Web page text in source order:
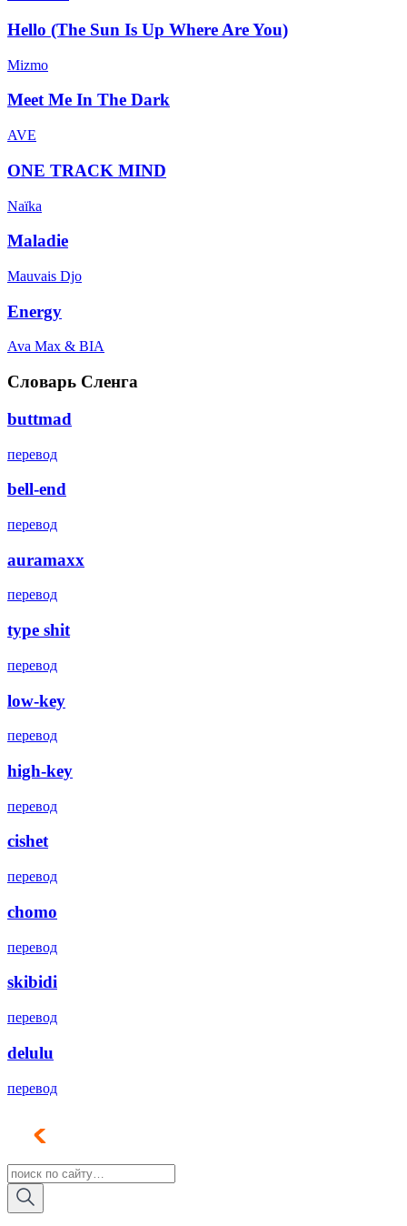
Hello (The Sun Is Up Where Are You)
Mizmo
Meet Me In The Dark
AVE
ONE TRACK MIND
Naïka
Maladie
Mauvais Djo
Energy
Ava Max & BIA
Словарь Сленга
buttmad
перевод
bell-end
перевод
auramaxx
перевод
type shit
перевод
low-key
перевод
high-key
перевод
cishet
перевод
chomo
перевод
skibidi
перевод
delulu
перевод